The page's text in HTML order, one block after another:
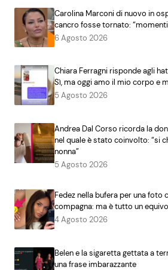
Carolina Marconi di nuovo in
cancro fosse tornato:
6 Agosto 2026
Chiara Ferragni risponde agli
Sì, ma oggi amo il mio corpo e
5 Agosto 2026
Andrea Dal Corso ricorda la
nel quale è stato coinvolto: “si
nonna”
5 Agosto 2026
Fedez nella bufera per una foto
compagna: ma è tutto un
4 Agosto 2026
Belen e la sigaretta gettata a
una frase imbarazzante